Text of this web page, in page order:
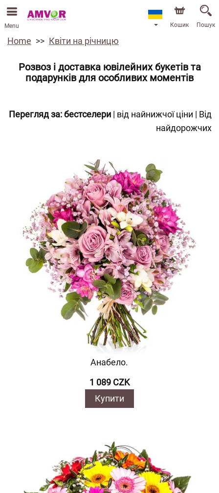
Menu Кошик Пошук
Home Квіти на річницю
Розвоз і доставка ювілейних букетів та
подарунків для особливих моментів
Перегляд за:бестселери | від найнижчої ціни | Від
найдорожчих
Анабело.
1 089 CZK
Купити